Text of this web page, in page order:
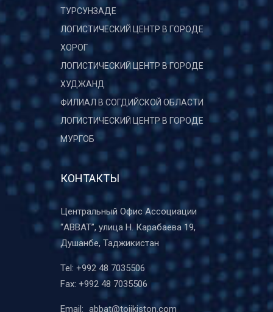
ТУРСУНЗАДЕ
ЛОГИСТИЧЕСКИЙ ЦЕНТР В ГОРОДЕ
ХОРОГ
ЛОГИСТИЧЕСКИЙ ЦЕНТР В ГОРОДЕ
ХУДЖАНД
ФИЛИАЛ В СОГДИЙСКОЙ ОБЛАСТИ
ЛОГИСТИЧЕСКИЙ ЦЕНТР В ГОРОДЕ
МУРГОБ
КОНТАКТЫ
Центральный Офис Ассоциации
“ABBAT”, улица Н. Карабаева 19,
Душанбе, Таджикистан
Tel: +992 48 7035506
Fax: +992 48 7035506
Email: abbat@tojikiston.com